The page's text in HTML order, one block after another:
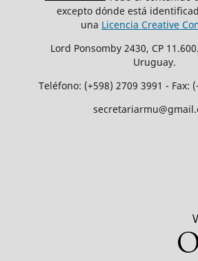
excepto dónde está
una Licencia Creative
Lord Ponsomby 2430, CP
Uruguay.
Teléfono: (+598) 2709 3991 - Fax: